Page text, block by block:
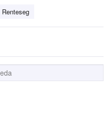
Renteseg